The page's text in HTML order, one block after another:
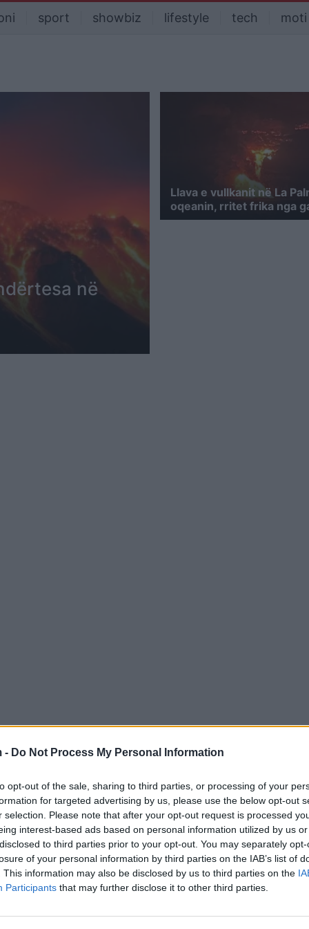
- Do Not Process My Personal Information
opt-out of the sale, sharing to third parties, or processing of your
for targeted advertising by us, please use the below opt-out
selection. Please note that after your opt-out request is processed
interest-based ads based on personal information utilized by us
to third parties prior to your opt-out. You may separately
of your personal information by third parties on the IAB’s list of
This information may also be disclosed by us to third parties on the
Participants that may further disclose it to other third parties.
sport showbiz lifestyle tech moti
në
Llava e vullkanit në La
oqeanin, rritet frika nga